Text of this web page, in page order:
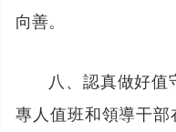
向善。
八、認真做好
專人值班和領導干部